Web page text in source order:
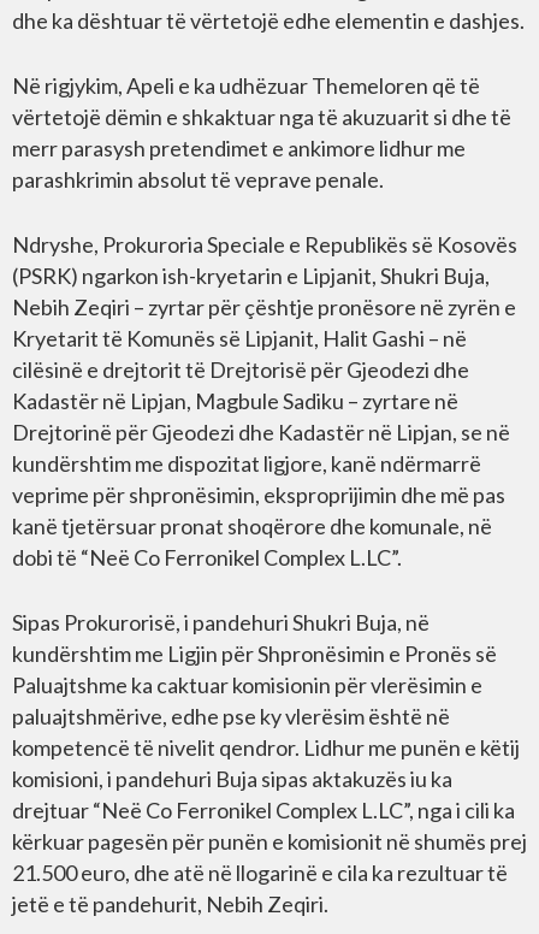
dhe ka dështuar të vërtetojë edhe elementin e dashjes.
Në rigjykim, Apeli e ka udhëzuar Themeloren që të
vërtetojë dëmin e shkaktuar nga të akuzuarit si dhe të
merr parasysh pretendimet e ankimore lidhur me
parashkrimin absolut të veprave penale.
Ndryshe, Prokuroria Speciale e Republikës së Kosovës
(PSRK) ngarkon ish-kryetarin e Lipjanit, Shukri Buja,
Nebih Zeqiri – zyrtar për çështje pronësore në zyrën e
Kryetarit të Komunës së Lipjanit, Halit Gashi – në
cilësinë e drejtorit të Drejtorisë për Gjeodezi dhe
Kadastër në Lipjan, Magbule Sadiku – zyrtare në
Drejtorinë për Gjeodezi dhe Kadastër në Lipjan, se në
kundërshtim me dispozitat ligjore, kanë ndërmarrë
veprime për shpronësimin, eksproprijimin dhe më pas
kanë tjetërsuar pronat shoqërore dhe komunale, në
dobi të “Neë Co Ferronikel Complex L.LC”.
Sipas Prokurorisë, i pandehuri Shukri Buja, në
kundërshtim me Ligjin për Shpronësimin e Pronës së
Paluajtshme ka caktuar komisionin për vlerësimin e
paluajtshmërive, edhe pse ky vlerësim është në
kompetencë të nivelit qendror. Lidhur me punën e këtij
komisioni, i pandehuri Buja sipas aktakuzës iu ka
drejtuar “Neë Co Ferronikel Complex L.LC”, nga i cili ka
kërkuar pagesën për punën e komisionit në shumës prej
21.500 euro, dhe atë në llogarinë e cila ka rezultuar të
jetë e të pandehurit, Nebih Zeqiri.